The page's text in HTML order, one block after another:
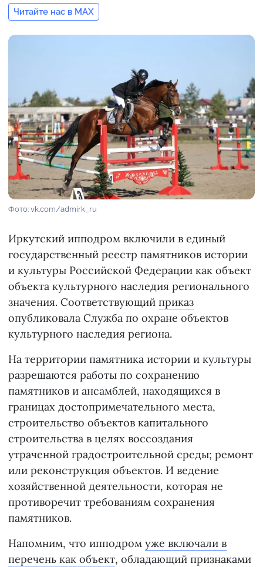
Читайте нас в MAX
Фото: vk.com/admirk_ru
Иркутский ипподром включили в единый
государственный реестр памятников истории
и культуры Российской Федерации как объект
объекта культурного наследия регионального
значения. Соответствующий приказ
опубликовала Служба по охране объектов
культурного наследия региона.
На территории памятника истории и культуры
разрешаются работы по сохранению
памятников и ансамблей, находящихся в
границах достопримечательного места,
строительство объектов капитального
строительства в целях воссоздания
утраченной градостроительной среды; ремонт
или реконструкция объектов. И ведение
хозяйственной деятельности, которая не
противоречит требованиям сохранения
памятников.
Напомним, что ипподром уже включали в
перечень как объект, обладающий признаками